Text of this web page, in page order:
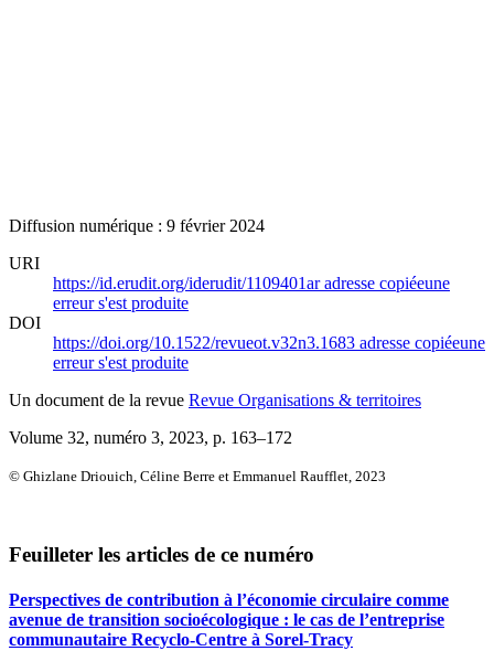
Diffusion numérique : 9 février 2024
URI
https://id.erudit.org/iderudit/1109401aradresse copiéeune
erreur s'est produite
DOI
https://doi.org/10.1522/revueot.v32n3.1683 adresse copiéeune
erreur s'est produite
Un document de la revue Revue Organisations & territoires
Volume 32, numéro 3, 2023, p. 163–172
© Ghizlane Driouich, Céline Berre et Emmanuel Raufflet, 2023
Feuilleter les articles de ce numéro
Perspectives de contribution à l’économie circulaire comme
avenue de transition socioécologique : le cas de l’entreprise
communautaire Recyclo-Centre à Sorel-Tracy